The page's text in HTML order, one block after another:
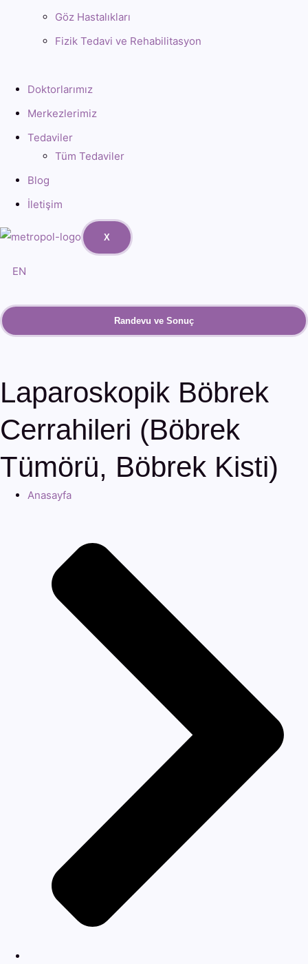
Göz Hastalıkları
Fizik Tedavi ve Rehabilitasyon
Doktorlarımız
Merkezlerimiz
Tedaviler
Tüm Tedaviler
Blog
İletişim
X
EN
Randevu ve Sonuç
Laparoskopik Böbrek
Cerrahileri (Böbrek
Tümörü, Böbrek Kisti)
Anasayfa